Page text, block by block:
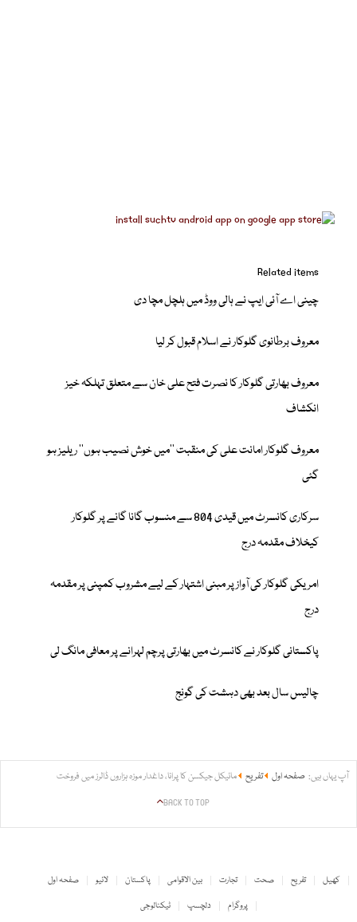
Related items
چینی اے آئی ایپ نے ہالی ووڈ میں ہلچل مچا دی
معروف برطانوی گلوکار نے اسلام قبول کر لیا
معروف بھارتی گلوکار کا نصرت فتح علی خان سے متعلق تہلکہ خیز
انکشاف
معروف گلوکار امانت علی کی منقبت ’’میں خوش نصیب ہوں‘‘ ریلیز ہو
گئی
سرکاری کانسرٹ میں قیدی 804 سے منسوب گانا گانے پر گلوکار
کیخلاف مقدمہ درج
امریکی گلوکار کی آواز پر مبنی اشتہار کے لیے مشروب کمپنی پر مقدمہ
درج
پاکستانی گلوکار نے کانسرٹ میں بھارتی پرچم لہرانے پر معافی مانگ لی
چالیس سال بعد بھی دہشت کی گونج
آپ یہاں ہیں: صفحہ اول تفریح مائیکل جیکسن کا پرانا، داغدار موزہ ہزاروں ڈالرز میں فروخت
BACK TO TOP
صفحہ اول لائیو پاکستان بین الاقوامی تجارت صحت تفریح
کھیل
ٹیکنالوجی
دلچسپ پروگرام